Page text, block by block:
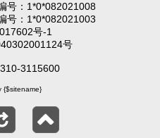
号：1*0*082021008
号：1*0*082021003
号-1
号
3115600
{$sitename}